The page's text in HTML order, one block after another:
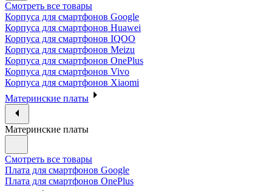
Смотреть все товары
Корпуса для смартфонов Google
Корпуса для смартфонов Huawei
Корпуса для смартфонов IQOO
Корпуса для смартфонов Meizu
Корпуса для смартфонов OnePlus
Корпуса для смартфонов Vivo
Корпуса для смартфонов Xiaomi
Материнские платы
Материнские платы
Смотреть все товары
Плата для смартфонов Google
Плата для смартфонов OnePlus